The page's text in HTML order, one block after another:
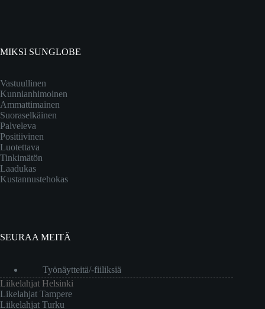
MIKSI SUNGLOBE
Vastuullinen
Kunnianhimoinen
Ammattimainen
Suoraselkäinen
Palveleva
Positiivinen
Luotettava
Tinkimätön
Laadukas
Kustannustehokas
SEURAA MEITÄ
Työnäytteitä/-fiiliksiä
Liikelahjat Helsinki
Likelahjat Tampere
Liikelahjat Turku